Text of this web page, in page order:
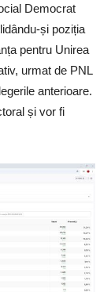
Democrat
și poziția
pentru Unirea
urmat de PNL
anterioare.
și vor fi